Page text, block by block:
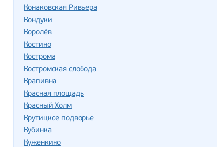
Конаковская Ривьера
Кондуки
Королёв
Костино
Кострома
Костромская слобода
Крапивна
Красная площадь
Красный Холм
Крутицкое подворье
Кубинка
Куженкино